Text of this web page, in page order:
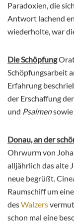
Paradoxien, die
Antwort lachend
wiederholte, war
Die Schöpfung
Schöpfungsarbeit
Erfahrung
der Erschaffung
und Psalmensowie
Donau, an der
Ohrwurm von
alljährlich das alte
neue begrüßt.
Raumschiff um
desWalzers
schon mal eine